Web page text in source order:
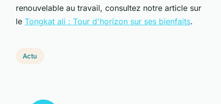
renouvelable au travail, consultez notre article sur
le Tongkat ali : Tour d'horizon sur ses bienfaits.
Actu